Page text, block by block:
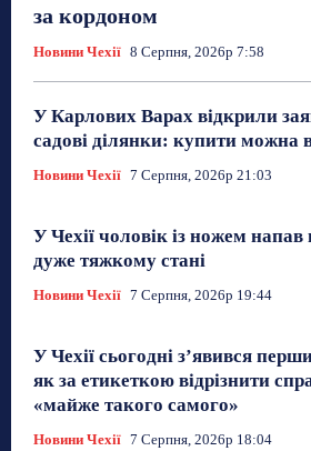
за кордоном
Новини Чехії 8 Серпня, 2026р 7:58
У Карлових Варах відкрили
садові ділянки: купити можна
Новини Чехії 7 Серпня, 2026р 21:03
У Чехії чоловік із ножем
дуже тяжкому стані
Новини Чехії 7 Серпня, 2026р 19:44
У Чехії сьогодні з’явився
як за етикеткою відрізнити
«майже такого самого»
Новини Чехії 7 Серпня, 2026р 18:04